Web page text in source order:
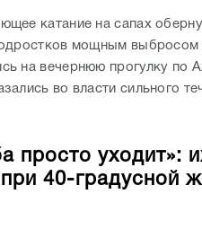
катание на сапах
мощным выбросом
на вечернюю прогулку по
во власти сильного
просто уходит»:
40-градусной